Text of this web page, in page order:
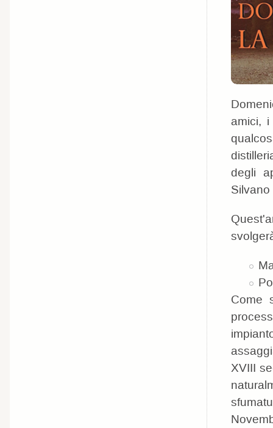
amici,
degli
Silvano
Come
XVIII